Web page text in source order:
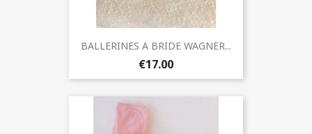
BALLERINES A BRIDE WAGNER...
€17.00